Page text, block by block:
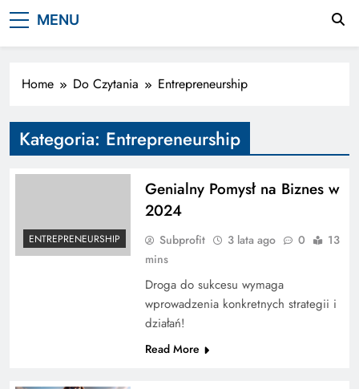
Osiągania Celów w Codziennym Życiu
MENU
Home Do Czytania Entrepreneurship
Kategoria: Entrepreneurship
ENTREPRENEURSHIP
Genialny Pomysł na Biznes w
2024
Subprofit 3 lata ago 0
13
mins
Droga do sukcesu wymaga
wprowadzenia konkretnych strategii i
działań!
Read More